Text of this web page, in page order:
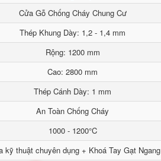
Cửa Gỗ Chống Cháy Chung Cư
Thép Khung Dày: 1,2 - 1,4 mm
Rộng: 1200 mm
Cao: 2800 mm
Thép Cánh Dày: 1 mm
An Toàn Chống Cháy
1000 - 1200°C
kỹ thuật chuyên dụng + Khoá Tay Gạt Ngang